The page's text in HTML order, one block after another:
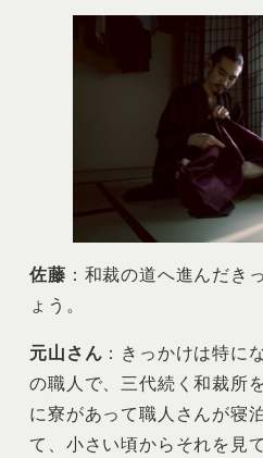
佐藤 ：和裁の道へ進んだき
ょう。
元山さん ：きっかけは特に
の職人で、三代続く和裁所
に寮があって職人さんが寝
て、小さい頃からそれを見